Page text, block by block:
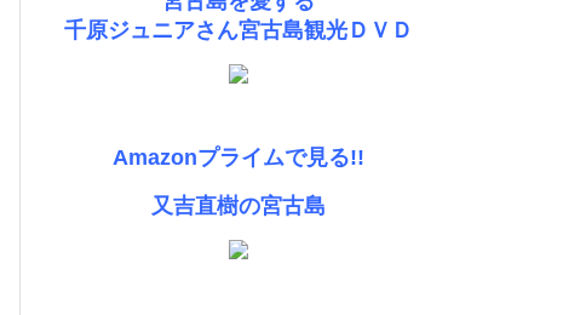
千原ジュニアさん宮古島観光ＤＶＤ
Amazonプライムで見る!!
又吉直樹の宮古島